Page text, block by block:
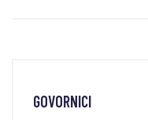
GOVORNICI